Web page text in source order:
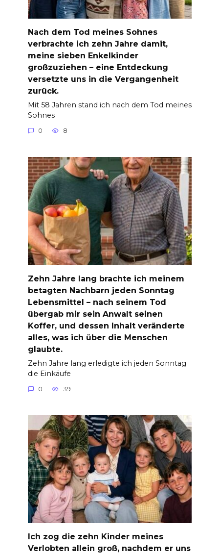
Nach dem Tod meines Sohnes
verbrachte ich zehn Jahre damit,
meine sieben Enkelkinder
großzuziehen – eine Entdeckung
versetzte uns in die Vergangenheit
zurück.
Mit 58 Jahren stand ich nach dem Tod meines
Sohnes
0 8
Zehn Jahre lang brachte ich meinem
betagten Nachbarn jeden Sonntag
Lebensmittel – nach seinem Tod
übergab mir sein Anwalt seinen
Koffer, und dessen Inhalt veränderte
alles, was ich über die Menschen
glaubte.
Zehn Jahre lang erledigte ich jeden Sonntag
die Einkäufe
0 39
Ich zog die zehn Kinder meines
Verlobten allein groß, nachdem er uns